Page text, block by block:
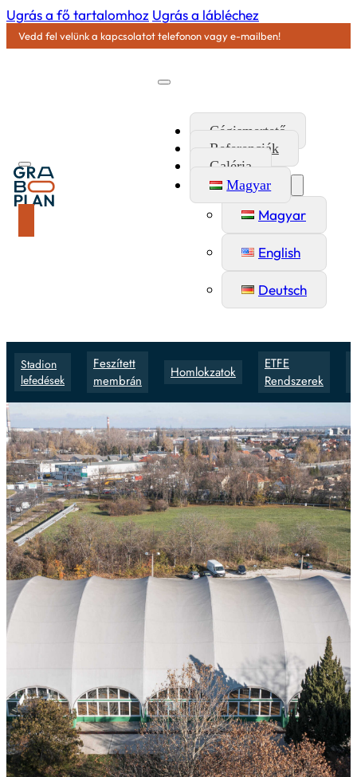
Ugrás a fő tartalomhoz Ugrás a lábléchez
Vedd fel velünk a kapcsolatot telefonon vagy e-mailben!
Cégismertető
Referenciák
Galéria
Magyar
Magyar
English
Deutsch
Stadion
lefedések
Feszített
membrán
Homlokzatok
ETFE
Rendszerek